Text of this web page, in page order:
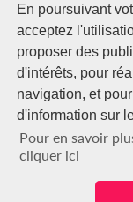
En poursuivant
acceptez
proposer des
d'intérêts, pour
navigation, et
d'information sur
Pour en savoir
cliquer ici
+225 07 08
NEWSLETTER
Restez connecté
S'abonner
Se